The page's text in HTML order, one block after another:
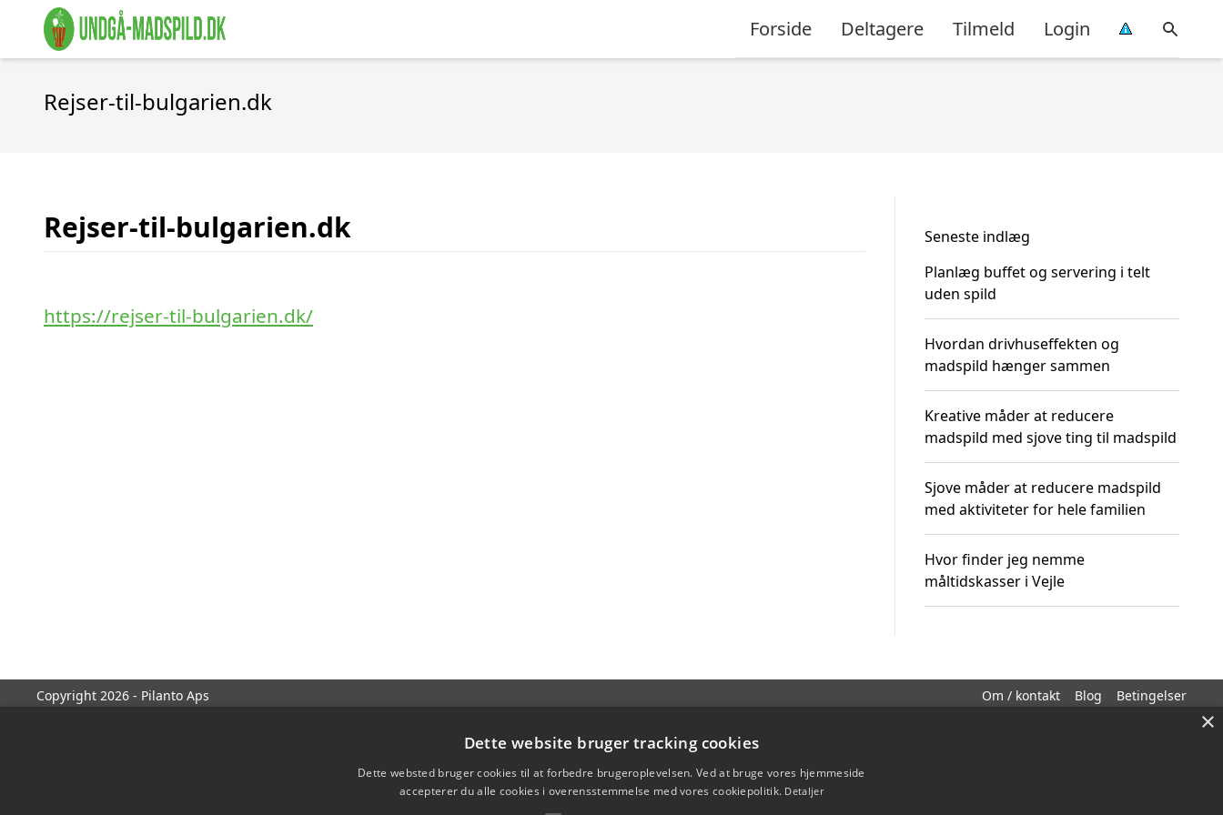
Forside Deltagere Tilmeld Login
Rejser-til-bulgarien.dk
Rejser-til-bulgarien.dk
https://rejser-til-bulgarien.dk/
Seneste indlæg
Planlæg buffet og servering i telt
uden spild
Hvordan drivhuseffekten og
madspild hænger sammen
Kreative måder at reducere
madspild med sjove ting til madspild
Sjove måder at reducere madspild
med aktiviteter for hele familien
Hvor finder jeg nemme
måltidskasser i Vejle
Copyright 2026 - Pilanto Aps Om / kontakt Blog Betingelser
×
Dette website bruger tracking cookies
Dette websted bruger cookies til at forbedre brugeroplevelsen. Ved at bruge vores hjemmeside
accepterer du alle cookies i overensstemmelse med vores cookiepolitik. Detaljer